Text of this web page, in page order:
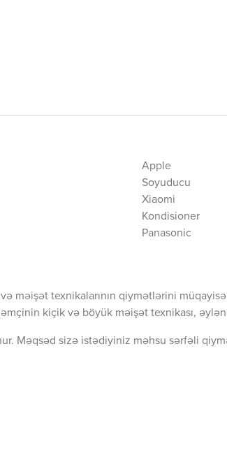
Apple
Soyuducu
Xiaomi
Kondisioner
Panasonic
məişət texnikalarının qiymətlərini
kiçik və böyük məişət texnikası,
Məqsəd sizə istədiyiniz məhsu sərfəli